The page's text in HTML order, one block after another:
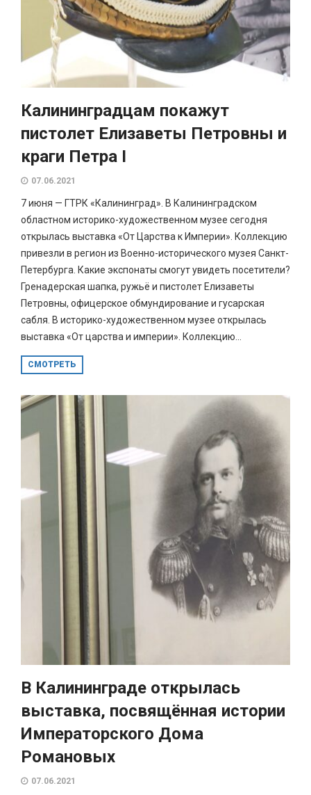
Калининградцам покажут
пистолет Елизаветы Петровны и
краги Петра I
07.06.2021
7 июня — ГТРК «Калининград». В Калининградском
областном историко-художественном музее сегодня
открылась выставка «От Царства к Империи». Коллекцию
привезли в регион из Военно-исторического музея Санкт-
Петербурга. Какие экспонаты смогут увидеть посетители?
Гренадерская шапка, ружьё и пистолет Елизаветы
Петровны, офицерское обмундирование и гусарская
сабля. В историко-художественном музее открылась
выставка «От царства и империи». Коллекцию...
СМОТРЕТЬ
В Калининграде открылась
выставка, посвящённая истории
Императорского Дома
Романовых
07.06.2021